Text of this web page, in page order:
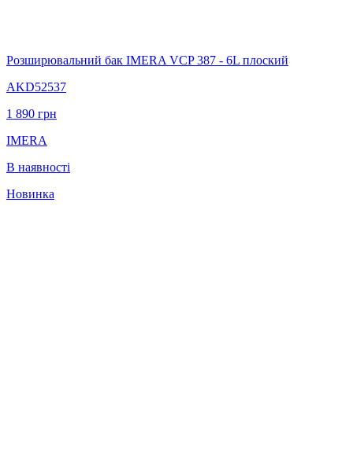
Розширювальний бак IMERA VCP 387 - 6L плоский
AKD52537
1 890 грн
IMERA
В наявності
Новинка